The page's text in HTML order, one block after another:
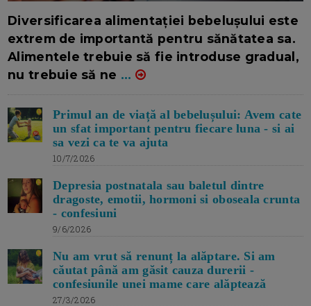
Diversificarea alimentației bebelușului este
extrem de importantă pentru sănătatea sa.
Alimentele trebuie să fie introduse gradual,
nu trebuie să ne ...
Primul an de viață al bebelușului: Avem cate
un sfat important pentru fiecare luna - si ai
sa vezi ca te va ajuta
10/7/2026
Depresia postnatala sau baletul dintre
dragoste, emotii, hormoni si oboseala crunta
- confesiuni
9/6/2026
Nu am vrut să renunț la alăptare. Si am
căutat până am găsit cauza durerii -
confesiunile unei mame care alăptează
27/3/2026